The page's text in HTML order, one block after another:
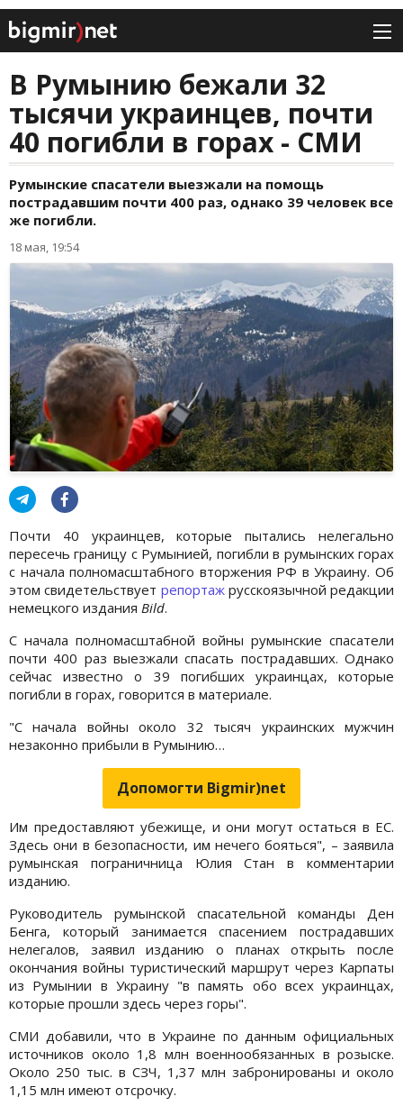
В Румынию бежали 32
тысячи украинцев, почти
40 погибли в горах - СМИ
Румынские спасатели выезжали на помощь
пострадавшим почти 400 раз, однако 39 человек все
же погибли.
18 мая, 19:54
Почти 40 украинцев, которые пытались нелегально
пересечь границу с Румынией, погибли в румынских горах
с начала полномасштабного вторжения РФ в Украину. Об
этом свидетельствует репортажрусскоязычной редакции
немецкого издания Bild.
С начала полномасштабной войны румынские спасатели
почти 400 раз выезжали спасать пострадавших. Однако
сейчас известно о 39 погибших украинцах, которые
погибли в горах, говорится в материале.
"С начала войны около 32 тысяч украинских мужчин
незаконно прибыли в Румынию…
Допомогти Bigmir)net
Им предоставляют убежище, и они могут остаться в ЕС.
Здесь они в безопасности, им нечего бояться", – заявила
румынская пограничница Юлия Стан в комментарии
изданию.
Руководитель румынской спасательной команды Ден
Бенга, который занимается спасением пострадавших
нелегалов, заявил изданию о планах открыть после
окончания войны туристический маршрут через Карпаты
из Румынии в Украину "в память обо всех украинцах,
которые прошли здесь через горы".
СМИ добавили, что в Украине по данным официальных
источников около 1,8 млн военнообязанных в розыске.
Около 250 тыс. в СЗЧ, 1,37 млн забронированы и около
1,15 млн имеют отсрочку.